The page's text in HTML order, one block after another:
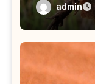
admin